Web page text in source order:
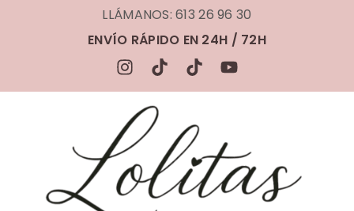
LLÁMANOS: 613 26 96 30
ENVÍO RÁPIDO EN 24H / 72H